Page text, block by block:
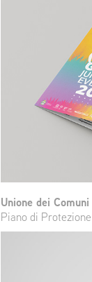
Unione dei
Piano di